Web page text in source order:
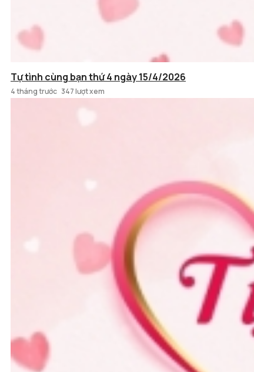
Tự tình cùng bạn thứ 4 ngày 15/4/2026
4 tháng trước 347 lượt xem